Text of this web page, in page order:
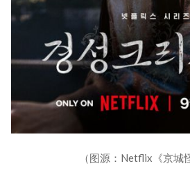
（图源：Netflix《京城